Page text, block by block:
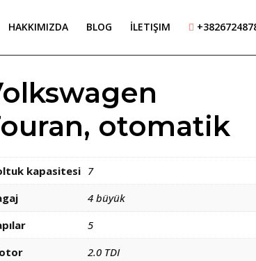
HAKKIMIZDA BLOG İLETIŞIM 
otomatik
kapasitesi 7
4 büyük
5
2.0 TDI